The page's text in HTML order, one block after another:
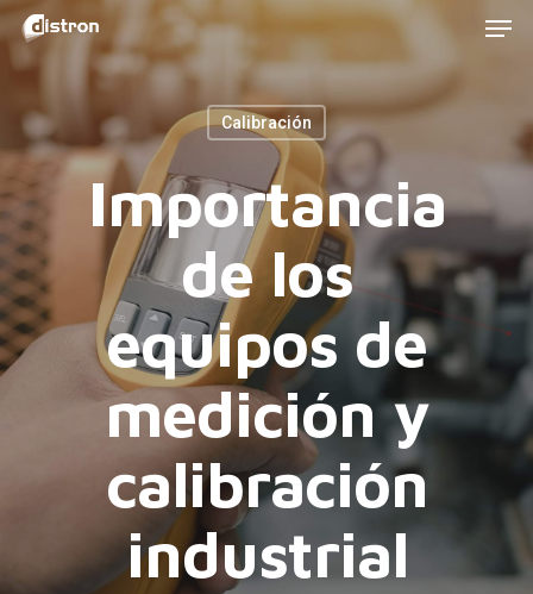
Skip
content
Calibración
Importancia
de los
equipos de
medición y
calibración
industrial